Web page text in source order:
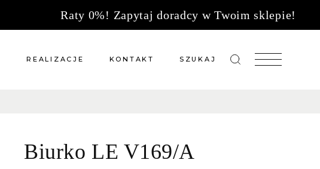
Raty 0%! Zapytaj doradcy w Twoim sklepie!
REALIZACJE KONTAKT
Kuchnie
SZUKAJ
Biurko LE V169/A